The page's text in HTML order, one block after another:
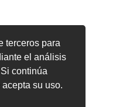
terceros para
el análisis
continúa
su uso.